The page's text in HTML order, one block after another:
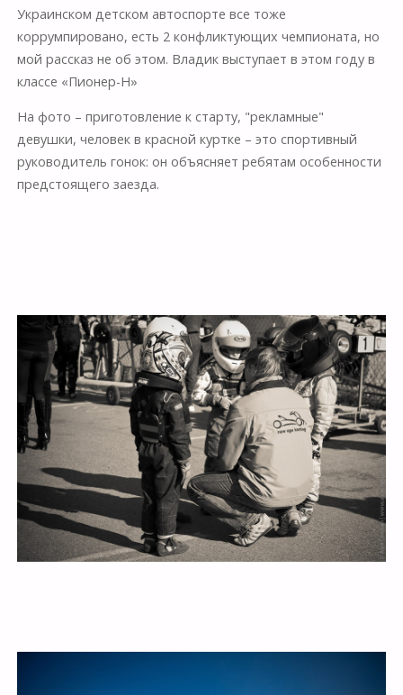
Украинском детском автоспорте все тоже
коррумпировано, есть 2 конфликтующих чемпионата, но
мой рассказ не об этом. Владик выступает в этом году в
классе «Пионер-Н»
На фото – приготовление к старту, "рекламные"
девушки, человек в красной куртке – это спортивный
руководитель гонок: он объясняет ребятам особенности
предстоящего заезда.